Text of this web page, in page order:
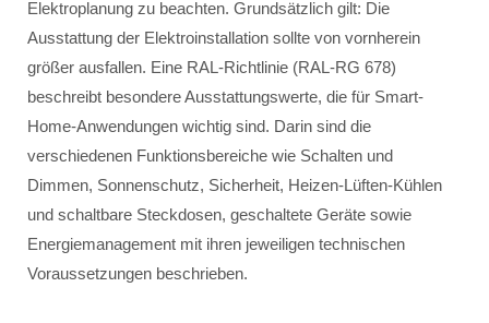
Elektroplanung zu beachten. Grundsätzlich gilt: Die
Ausstattung der Elektroinstallation sollte von vornherein
größer ausfallen. Eine RAL-Richtlinie (RAL-RG 678)
beschreibt besondere Ausstattungswerte, die für Smart-
Home-Anwendungen wichtig sind. Darin sind die
verschiedenen Funktionsbereiche wie Schalten und
Dimmen, Sonnenschutz, Sicherheit, Heizen-Lüften-Kühlen
und schaltbare Steckdosen, geschaltete Geräte sowie
Energiemanagement mit ihren jeweiligen technischen
Voraussetzungen beschrieben.